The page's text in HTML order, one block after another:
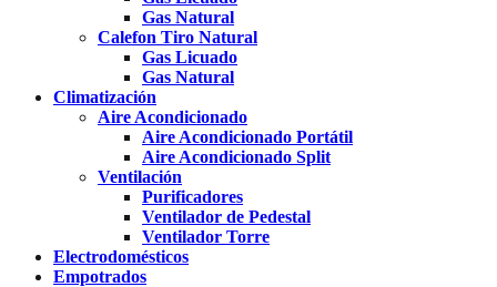
Gas Natural
Calefon Tiro Natural
Gas Licuado
Gas Natural
Climatización
Aire Acondicionado
Aire Acondicionado Portátil
Aire Acondicionado Split
Ventilación
Purificadores
Ventilador de Pedestal
Ventilador Torre
Electrodomésticos
Empotrados